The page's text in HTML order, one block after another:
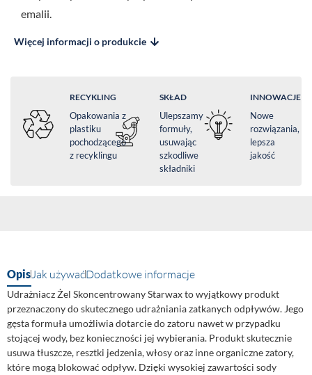
emalii.
Więcej informacji o produkcie
RECYKLING
Opakowania z
plastiku
pochodzącego
z recyklingu
SKŁAD
Ulepszamy
formuły,
usuwając
szkodliwe
składniki
INNOWACJE
Nowe
rozwiązania,
lepsza
jakość
OpisJak używaćDodatkowe informacje
Udrażniacz Żel Skoncentrowany Starwax to wyjątkowy produkt
przeznaczony do skutecznego udrażniania zatkanych odpływów. Jego
gęsta formuła umożliwia dotarcie do zatoru nawet w przypadku
stojącej wody, bez konieczności jej wybierania. Produkt skutecznie
usuwa tłuszcze, resztki jedzenia, włosy oraz inne organiczne zatory,
które mogą blokować odpływ. Dzięki wysokiej zawartości sody